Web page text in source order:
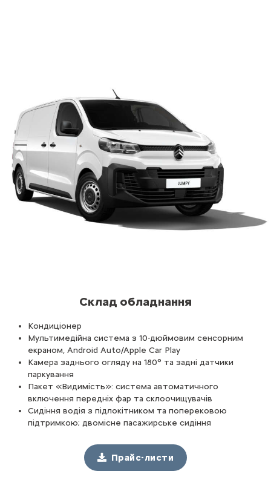
Склад обладнання
Кондиціонер
Мультимедійна система з 10-дюймовим сенсорним
екраном, Android Auto/Apple Car Play
Камера заднього огляду на 180° та задні датчики
паркування
Пакет «Видимість»: система автоматичного
включення передніх фар та склоочищувачів
Сидіння водія з підлокітником та поперековою
підтримкою; двомісне пасажирське сидіння
Прайс-листи